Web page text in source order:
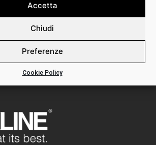
Accetta
Chiudi
Preferenze
Cookie Policy
STRING NICKEL COVERED